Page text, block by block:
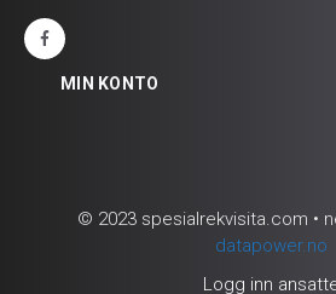
MIN KONTO
© 2023 spesialrekvisita.com •
datapower.no
Logg inn